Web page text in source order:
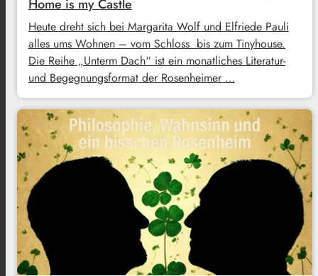
Home is my Castle
Heute dreht sich bei Margarita Wolf und Elfriede Pauli
alles ums Wohnen – vom Schloss bis zum Tinyhouse.
Die Reihe „Unterm Dach“ ist ein monatliches Literatur-
und Begegnungsformat der Rosenheimer …